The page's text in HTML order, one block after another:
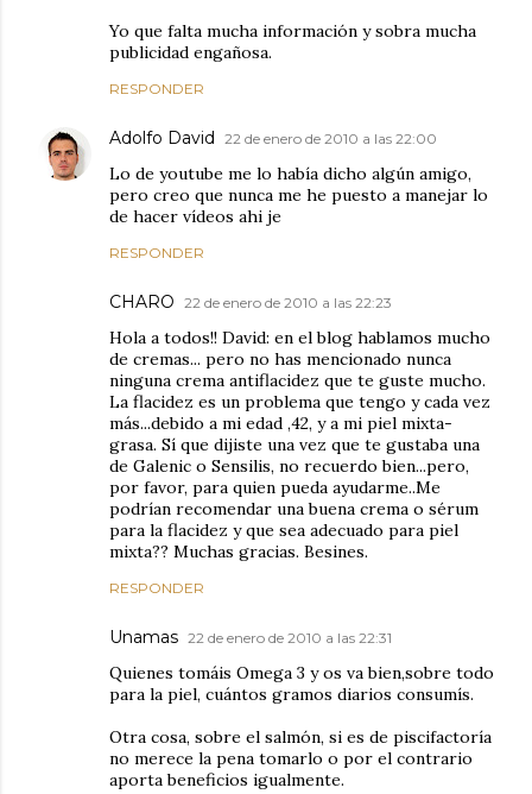
Yo que falta mucha información y sobra mucha
publicidad engañosa.
RESPONDER
Adolfo David 22 de enero de 2010 a las 22:00
Lo de youtube me lo había dicho algún amigo,
pero creo que nunca me he puesto a manejar lo
de hacer vídeos ahi je
RESPONDER
CHARO 22 de enero de 2010 a las 22:23
Hola a todos!! David: en el blog hablamos mucho
de cremas... pero no has mencionado nunca
ninguna crema antiflacidez que te guste mucho.
La flacidez es un problema que tengo y cada vez
más...debido a mi edad ,42, y a mi piel mixta-
grasa. Sí que dijiste una vez que te gustaba una
de Galenic o Sensilis, no recuerdo bien...pero,
por favor, para quien pueda ayudarme..Me
podrían recomendar una buena crema o sérum
para la flacidez y que sea adecuado para piel
mixta?? Muchas gracias. Besines.
RESPONDER
Unamas 22 de enero de 2010 a las 22:31
Quienes tomáis Omega 3 y os va bien,sobre todo
para la piel, cuántos gramos diarios consumís.
Otra cosa, sobre el salmón, si es de piscifactoría
no merece la pena tomarlo o por el contrario
aporta beneficios igualmente.